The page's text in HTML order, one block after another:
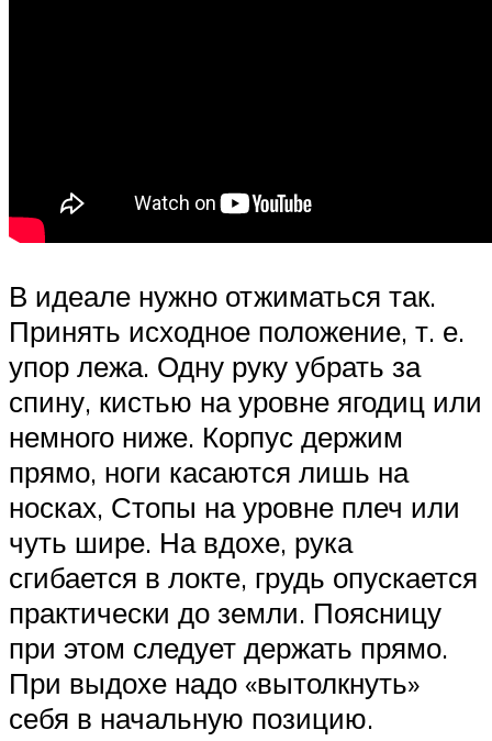
В идеале нужно отжиматься так.
Принять исходное положение, т. е.
упор лежа. Одну руку убрать за
спину, кистью на уровне ягодиц или
немного ниже. Корпус держим
прямо, ноги касаются лишь на
носках, Стопы на уровне плеч или
чуть шире. На вдохе, рука
сгибается в локте, грудь опускается
практически до земли. Поясницу
при этом следует держать прямо.
При выдохе надо «вытолкнуть»
себя в начальную позицию.